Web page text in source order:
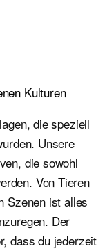
Kulturen
die speziell
Unsere
die sowohl
Von Tieren
Szenen ist alles
Der
dass du jederzeit